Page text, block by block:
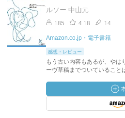
ルソー 中山元
185 4.18 14
Amazon.co.jp・電子書籍
感想・レビュー
もう古い内容もあるが、やは
ーヴ草稿までついていること